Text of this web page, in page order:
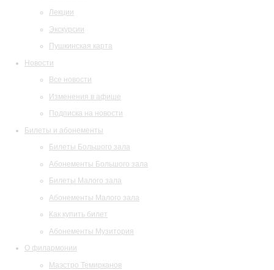
Лекции
Экскурсии
Пушкинская карта
Новости
Все новости
Изменения в афише
Подписка на новости
Билеты и абонементы
Билеты Большого зала
Абонементы Большого зала
Билеты Малого зала
Абонементы Малого зала
Как купить билет
Абонементы Музитория
О филармонии
Маэстро Темирканов